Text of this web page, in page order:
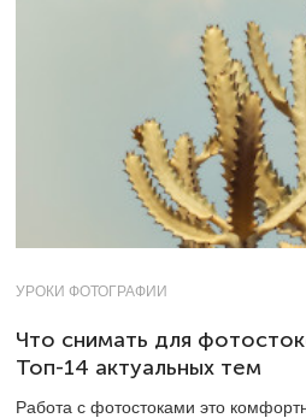
УРОКИ ФОТОГРАФИИ
Что снимать для
Топ-14 актуальных тем
Работа с фотостоками это